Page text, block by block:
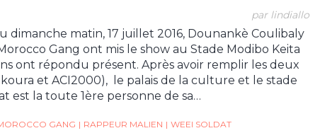
par lindiallo
dimanche matin, 17 juillet 2016, Dounankè Coulibaly
Gang ont mis le show au Stade Modibo Keita
ont répondu présent. Après avoir remplir les deux
et ACI2000), le palais de la culture et le stade
est la toute 1ère personne de sa…
GANG | RAPPEUR MALIEN | WEEI SOLDAT